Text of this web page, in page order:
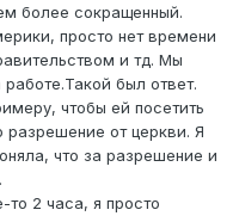
более сокращенный.
просто нет времени
и тд. Мы
был ответ.
чтобы ей посетить
разрешение от церкви. Я
что за разрешение и
2 часа, я просто